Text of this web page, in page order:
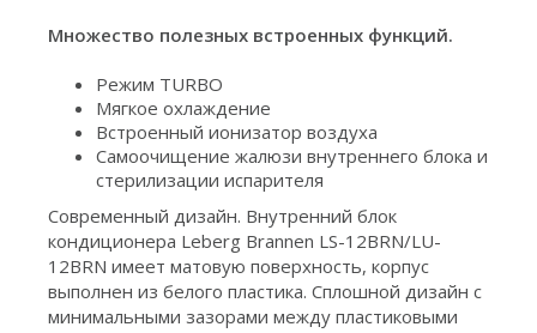
Множество полезных встроенных функций.
Режим TURBO
Мягкое охлаждение
Встроенный ионизатор воздуха
Самоочищение жалюзи внутреннего блока и
стерилизации испарителя
Современный дизайн. Внутренний блок
кондиционера Leberg Brannen LS-12BRN/LU-
12BRN имеет матовую поверхность, корпус
выполнен из белого пластика. Сплошной дизайн с
минимальными зазорами между пластиковыми